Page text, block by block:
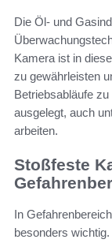
Die Öl- und
Kamera ist in
zu gewährleisten
Betriebsabläufe
ausgelegt, auch
arbeiten.
Stoßfeste
In
besonders